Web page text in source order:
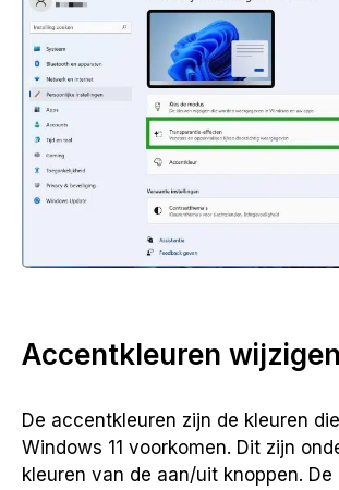
Accentkleuren wijzigen
De accentkleuren zijn de kleuren
Windows 11 voorkomen. Dit zijn
kleuren van de aan/uit knoppen.